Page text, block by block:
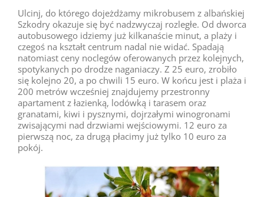
Ulcinj, do którego dojeżdżamy mikrobusem z albańskiej
Szkodry okazuje się być nadzwyczaj rozległe. Od dworca
autobusowego idziemy już kilkanaście minut, a plaży i
czegoś na kształt centrum nadal nie widać. Spadają
natomiast ceny noclegów oferowanych przez kolejnych,
spotykanych po drodze naganiaczy. Z 25 euro, zrobiło
się kolejno 20, a po chwili 15 euro. W końcu jest i plaża i
200 metrów wcześniej znajdujemy przestronny
apartament z łazienką, lodówką i tarasem oraz
granatami, kiwi i pysznymi, dojrzałymi winogronami
zwisającymi nad drzwiami wejściowymi. 12 euro za
pierwszą noc, za drugą płacimy już tylko 10 euro za
pokój.